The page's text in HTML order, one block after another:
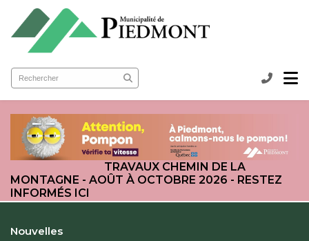
(Ma municipalité )
(Loisirs et culture )
TRAVAUX CHEMIN DE LA
MONTAGNE - AOÛT À OCTOBRE 2026 - RESTEZ
INFORMÉS ICI
Nouvelles